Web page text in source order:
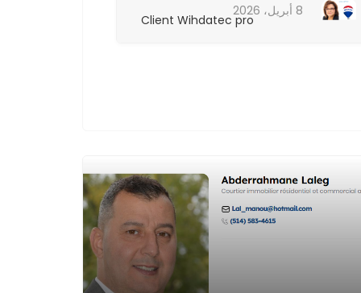
Client Wihdatec pro
8 أبريل، 2026